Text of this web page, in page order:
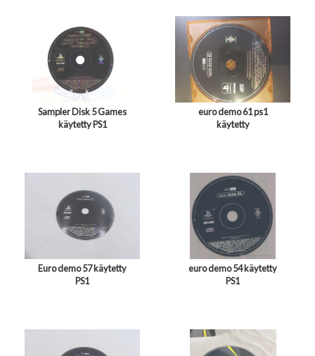
Sampler Disk 5 Games
käytetty PS1
euro demo 61 ps1
käytetty
Euro demo 57 käytetty
PS1
euro demo 54 käytetty
PS1